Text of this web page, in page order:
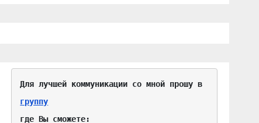
группу
где Вы сможете: